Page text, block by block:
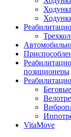
позиционеры
VitaMove